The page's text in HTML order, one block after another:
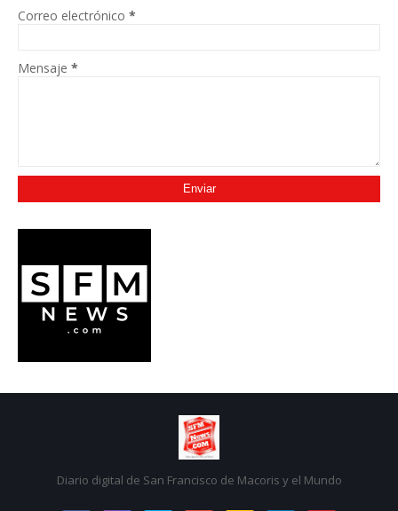
Correo electrónico *
Mensaje *
Diario digital de San Francisco de Macoris y el Mundo